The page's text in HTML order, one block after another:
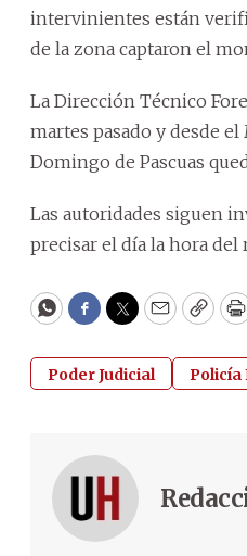
intervinientes están
de la zona captaron el
La Dirección Técnico
martes pasado y desde
Domingo de Pascuas
Las autoridades siguen
precisar el día la hora del
WhatsApp
Facebook
Twitter
EmailCopy
Poder Judicial Policía